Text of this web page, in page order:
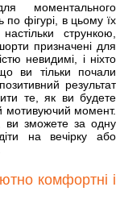
моментального
фігурі, в цьому їх
стрункою,
призначені для
невидимі, і ніхто
ви тільки почали
результат
те, як ви будете
мотивуючий момент.
ви зможете за одну
на вечірку або
комфортні і